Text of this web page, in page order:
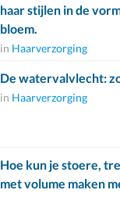
haar stijlen in de
bloem.
in Haarverzorging
De watervalvlecht:
in Haarverzorging
Hoe kun je stoere,
met volume maken